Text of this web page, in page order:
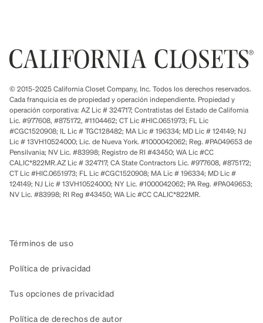
© 2015-2025 California Closet Company, Inc. Todos los derechos reservados.
Cada franquicia es de propiedad y operación independiente. Propiedad y
operación corporativa: AZ Lic # 324717; Contratistas del Estado de California
Lic. #977608, #875172, #1104462; CT Lic #HIC.0651973; FL Lic
#CGC1520908; IL Lic # TGC128482; MA Lic # 196334; MD Lic # 124149; NJ
Lic # 13VH10524000; Lic. de Nueva York. #1000042062; Reg. #PA049653 de
Pensilvania; NV Lic. #83998; Registro de RI #43450; WA Lic #CC
CALIC*822MR.AZ Lic # 324717; CA State Contractors Lic. #977608, #875172;
CT Lic #HIC.0651973; FL Lic #CGC1520908; MA Lic # 196334; MD Lic #
124149; NJ Lic # 13VH10524000; NY Lic. #1000042062; PA Reg. #PA049653;
NV Lic. #83998; RI Reg #43450; WA Lic #CC CALIC*822MR.
Términos de uso
Política de privacidad
Tus opciones de privacidad
Política de derechos de autor